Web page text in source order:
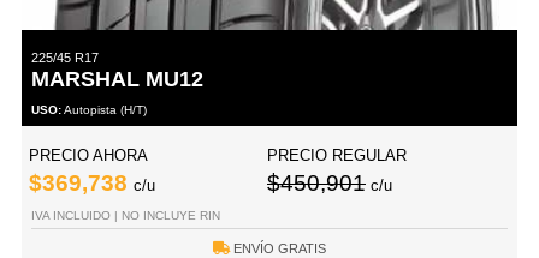
225/45 R17
MARSHAL MU12
USO:Autopista (H/T)
PRECIO AHORA
$369,738 c/u
PRECIO REGULAR
$450,901 c/u
IVA INCLUIDO | NO INCLUYE RIN
ENVÍO GRATIS